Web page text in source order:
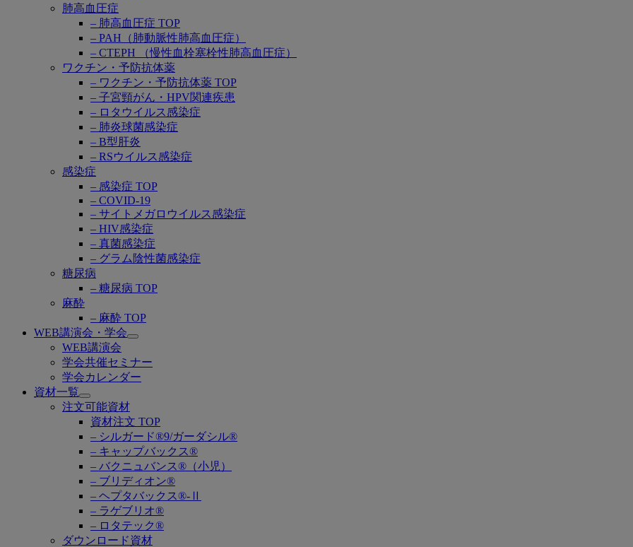
肺高血圧症
– 肺高血圧症 TOP
– PAH（肺動脈性肺高血圧症）
– CTEPH （慢性血栓塞栓性肺高血圧症）
ワクチン・予防抗体薬
– ワクチン・予防抗体薬 TOP
– 子宮頸がん・HPV関連疾患
– ロタウイルス感染症
– 肺炎球菌感染症
– B型肝炎
– RSウイルス感染症
感染症
– 感染症 TOP
– COVID-19
– サイトメガロウイルス感染症
– HIV感染症
– 真菌感染症
– グラム陰性菌感染症
糖尿病
– 糖尿病 TOP
麻酔
– 麻酔 TOP
WEB講演会・学会
Open
WEB講演会
学会共催セミナー
学会カレンダー
資材一覧
Open
submenu
注文可能資材
資材注文 TOP
– シルガード®9/ガーダシル®
– キャップバックス®
– バクニュバンス®（小児）
– ブリディオン®
– ヘプタバックス®-Ⅱ
– ラゲブリオ®
– ロタテック®
ダウンロード資材